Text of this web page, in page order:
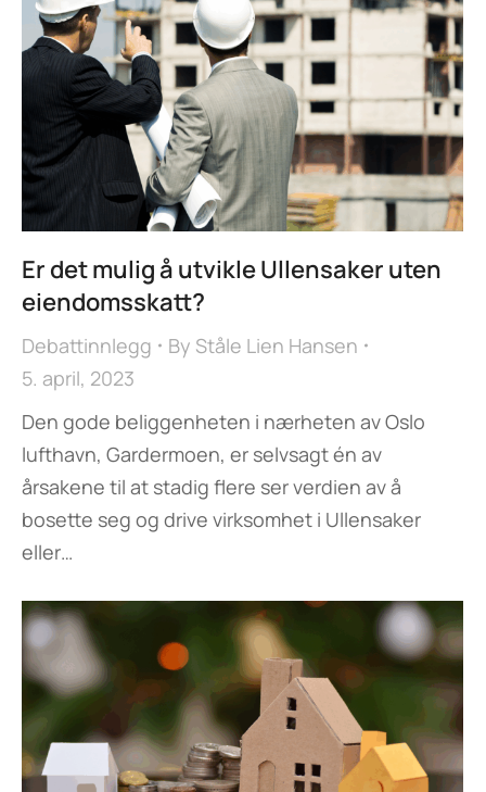
Er det mulig å utvikle Ullensaker uten
eiendomsskatt?
Debattinnlegg By Ståle Lien Hansen
5. april, 2023
Den gode beliggenheten i nærheten av Oslo
lufthavn, Gardermoen, er selvsagt én av
årsakene til at stadig flere ser verdien av å
bosette seg og drive virksomhet i Ullensaker
eller…